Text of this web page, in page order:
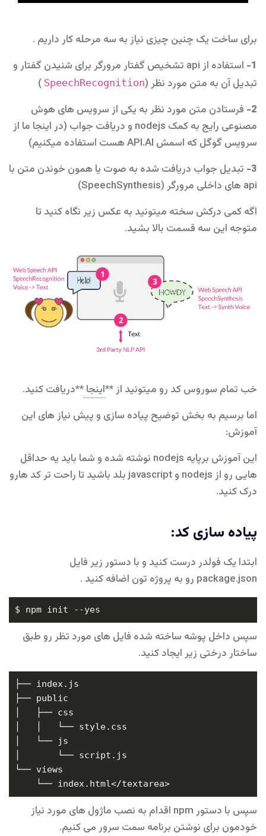
برای ساخت یک چنین چیزی نیاز به سه مرحله کار داریم .
1-
استفاده از api تشخیص گفتار مرورگر برای شنیدن گفتار و
تبدیل آن به متن مورد نظر (SpeechRecognition
)
2- فرستادن متن مورد نظر به یکی از سرویس های هوش
مصنوعی رایج به کمک nodejs و دریافت جواب (در اینجا ما از
سرویس گوگل که اسمش API.AI هست استفاده میکنیم)
3- تبدیل جواب دریافت شده به صوت یا همون خوندن متن با
api های داخلی مرورگر (SpeechSynthesis)
اگه کمی درکش سخته میتونید به عکس زیر نگاه کنید تا
متوجه این سه قسمت بالا بشید.
خب تمام سوروس کد رو میتونید از **اینجا**دریافت کنید.
اما برسیم به بخش توضیح پیاده سازی و پیش نیاز های این
آموزش:
این آموزش برپایه nodejs نوشته شده و شما باید یه حداقل
هایی رو از nodejs و javascript بلد باشید تا راحت تر کد هارو
درک کنید.
پیاده سازی کد:
ابتدا یک فولدر درست کنید و با دستور زیر فایل
package.json رو به پروژه تون اضافه کنید .
سپس داخل پوشه ساخته شده فایل های مورد تظر رو طبق
ساختار درختی زیر ایجاد کنید.
    └── index.html</textarea>
سپس با دستور npm اقدام به نصب ماژول های مورد نیاز
خودمون برای نوشتن برنامه سمت سرور می کنیم.